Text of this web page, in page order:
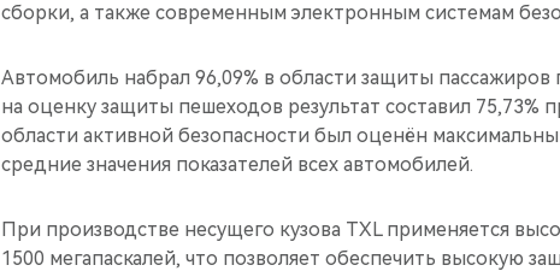
сборки, а также современным электронным системам
Автомобиль набрал 96,09% в области защиты пассажиров
на оценку защиты пешеходов результат составил 75,73%
области активной безопасности был оценён
средние значения показателей всех автомобилей.
При производстве несущего кузова TXL применяется
1500 мегапаскалей, что позволяет обеспечить высокую